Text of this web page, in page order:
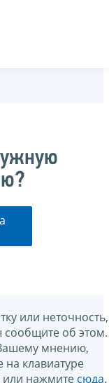
или неточность,
об этом.
мнению,
клавиатуре
нажмите сюда.